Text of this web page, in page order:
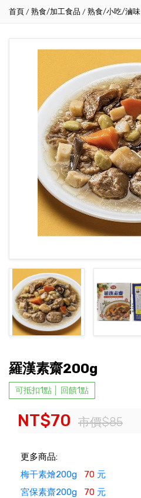
首頁 / 熟食/加工食品 / 熟食/小吃/滷味
羅漢素齋200g
可抵扣1點 │ 回饋1點
NT$70 市價$85
更多商品:
梅干素燴200g 70 元
宮保素齋200g 70 元